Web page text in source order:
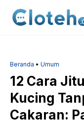
Beranda • Umum
12 Cara
Kucing
Cakaran: